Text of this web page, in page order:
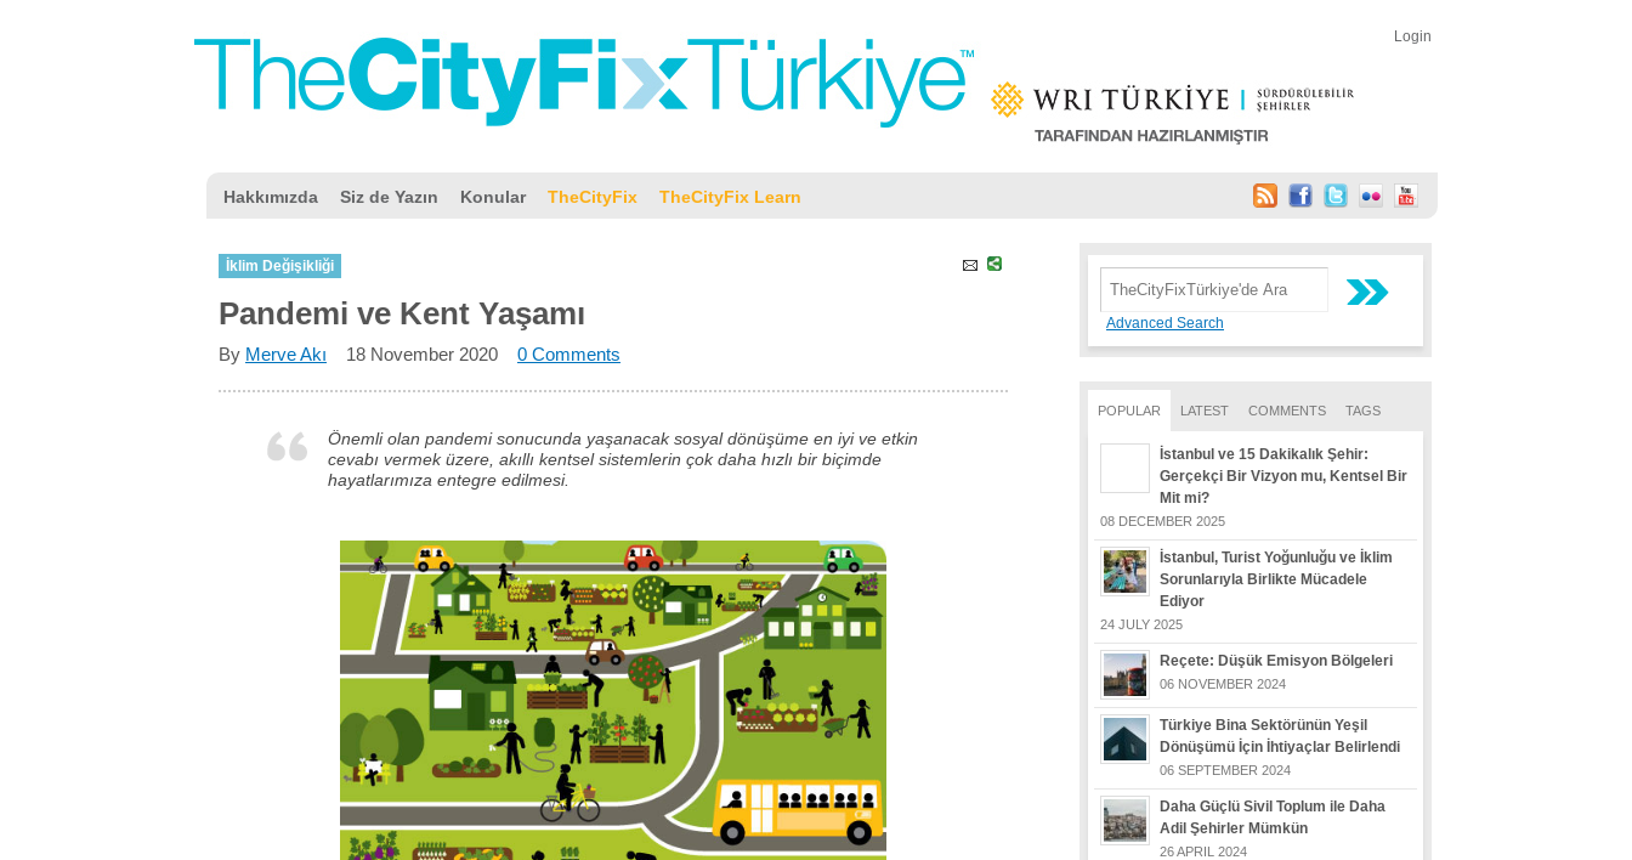
Login
Hakkımızda Siz de Yazın Konular TheCityFix TheCityFix Learn
Advanced Search
POPULAR LATEST COMMENTS TAGS
İstanbul ve 15 Dakikalık Şehir:
Gerçekçi Bir Vizyon mu, Kentsel Bir
Mit mi?
08 DECEMBER 2025
İstanbul, Turist Yoğunluğu ve İklim
Sorunlarıyla Birlikte Mücadele
Ediyor
24 JULY 2025
Reçete: Düşük Emisyon Bölgeleri
06 NOVEMBER 2024
Türkiye Bina Sektörünün Yeşil
Dönüşümü İçin İhtiyaçlar Belirlendi
06 SEPTEMBER 2024
Daha Güçlü Sivil Toplum ile Daha
Adil Şehirler Mümkün
26 APRIL 2024
İklim Değişikliği
Pandemi ve Kent Yaşamı
By Merve Akı 18 November 2020 0 Comments
Önemli olan pandemi sonucunda yaşanacak sosyal dönüşüme en iyi ve etkin
cevabı vermek üzere, akıllı kentsel sistemlerin çok daha hızlı bir biçimde
hayatlarımıza entegre edilmesi.